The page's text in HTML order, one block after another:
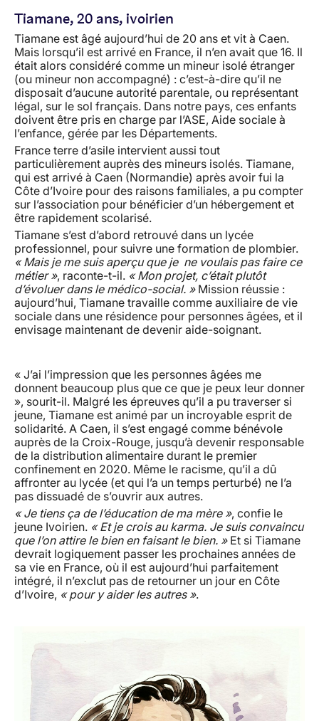
Tiamane, 20 ans, ivoirien
Tiamane est âgé aujourd’hui de 20 ans et vit à Caen.
Mais lorsqu’il est arrivé en France, il n’en avait que 16. Il
était alors considéré comme un mineur isolé étranger
(ou mineur non accompagné) : c’est-à-dire qu’il ne
disposait d’aucune autorité parentale, ou représentant
légal, sur le sol français. Dans notre pays, ces enfants
doivent être pris en charge par l’ASE, Aide sociale à
l’enfance, gérée par les Départements.
France terre d’asile intervient aussi tout
particulièrement auprès des mineurs isolés. Tiamane,
qui est arrivé à Caen (Normandie) après avoir fui la
Côte d’Ivoire pour des raisons familiales, a pu compter
sur l’association pour bénéficier d’un hébergement et
être rapidement scolarisé.
Tiamane s’est d’abord retrouvé dans un lycée
professionnel, pour suivre une formation de plombier.
« Mais je me suis aperçu que je ne voulais pas faire ce
métier », raconte-t-il. « Mon projet, c’était plutôt
d’évoluer dans le médico-social. »Mission réussie :
aujourd’hui, Tiamane travaille comme auxiliaire de vie
sociale dans une résidence pour personnes âgées, et il
envisage maintenant de devenir aide-soignant.
« J’ai l’impression que les personnes âgées me
donnent beaucoup plus que ce que je peux leur donner
», sourit-il. Malgré les épreuves qu’il a pu traverser si
jeune, Tiamane est animé par un incroyable esprit de
solidarité. A Caen, il s’est engagé comme bénévole
auprès de la Croix-Rouge, jusqu’à devenir responsable
de la distribution alimentaire durant le premier
confinement en 2020. Même le racisme, qu’il a dû
affronter au lycée (et qui l’a un temps perturbé) ne l’a
pas dissuadé de s’ouvrir aux autres.
« Je tiens ça de l’éducation de ma mère », confie le
jeune Ivoirien. « Et je crois au karma. Je suis convaincu
que l’on attire le bien en faisant le bien. »Et si Tiamane
devrait logiquement passer les prochaines années de
sa vie en France, où il est aujourd’hui parfaitement
intégré, il n’exclut pas de retourner un jour en Côte
d’Ivoire, « pour y aider les autres ».